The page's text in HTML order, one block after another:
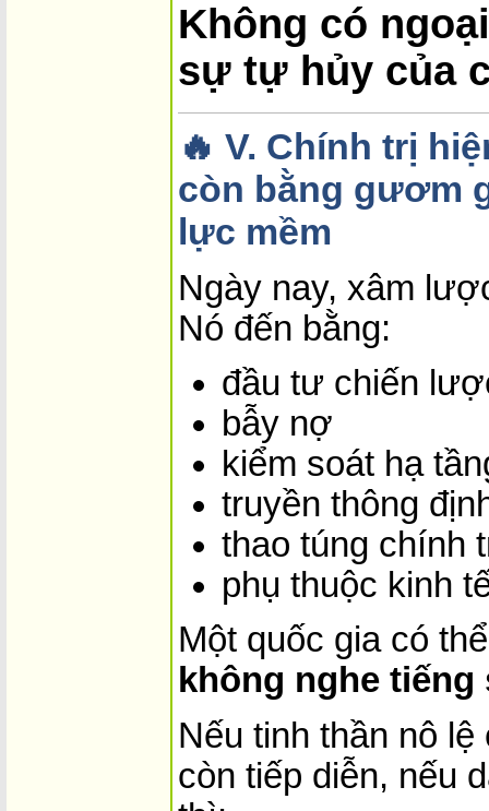
Không có
sự tự hủy của
🔥 V. Chính trị
còn bằng gươm
lực mềm
Ngày nay, xâm
Nó đến bằng:
đầu tư chiến
bẫy nợ
kiểm soát hạ
truyền thông
thao túng chính
phụ thuộc kinh
Một quốc gia có
không nghe tiếng
Nếu tinh thần nô
còn tiếp diễn, nếu